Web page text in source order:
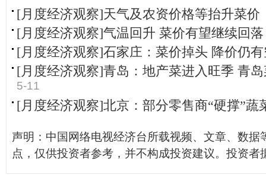
[月度经济观察]天气及农资价格等抬升菜价
[月度经济观察]气温回升 菜价有望继续回落
[月度经济观察]石家庄：菜价掉头 降价仍
[月度经济观察]青岛：地产菜进入旺季 青
5-11
[月度经济观察]北京：部分零售商“硬撑”蔬
声明：中国网络电视经济台所载视频、文章、数据
点，仅供投资者参考，并不构成投资建议。投资者